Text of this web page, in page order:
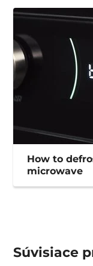
How to
microwave
Súvisiace